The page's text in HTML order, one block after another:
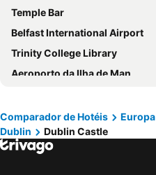
Marlin Hotel Stephens Green
Hilton Dublin
Premier Inn Dublin City Centre (The Liberties) hotel
Ruby Molly Hotel Dublin
Maldron Hotel Parnell Square
Temple Bar Inn
Dublin City Centre (Gloucester Street South) Hotel
Temple Bar
Belfast International Airport
Trinity College Library
Aeroporto da Ilha de Man
Blanchardstown
Bank of Ireland
Galway Races
Comparador de Hotéis Europa
Dublin
Dublin Castle